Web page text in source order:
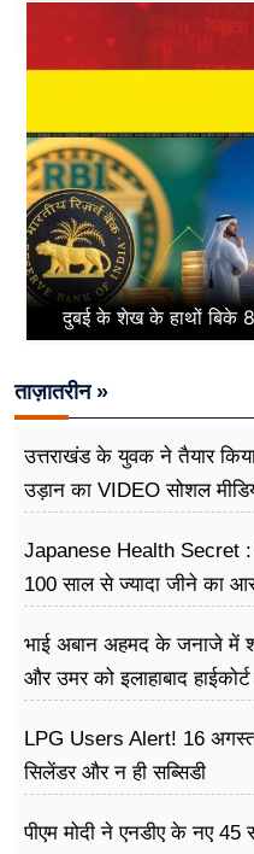
दुबई के शेख के हाथों बिके
ताज़ातरीन »
उत्तराखंड के युवक ने तैयार
उड़ान का VIDEO सोशल
Japanese Health Secret
100 साल से ज्यादा जीने का
भाई अबान अहमद के जनाजे में
और उमर को इलाहाबाद
LPG Users Alert! 16
सिलेंडर और न ही सब्सिडी
पीएम मोदी ने एनडीए के नए